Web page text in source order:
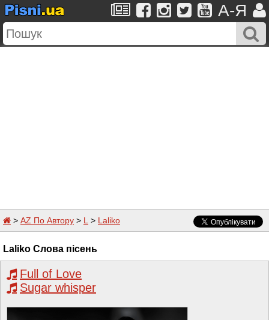
A-Я
> AZ По Автору > L > Laliko
Laliko Слова пісень
Full of Love
Sugar whisper